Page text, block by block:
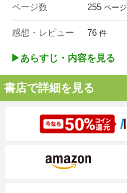
ページ数 255 ページ
感想・レビュー 76 件
▶︎あらすじ・内容を見る
書店で詳細を見る